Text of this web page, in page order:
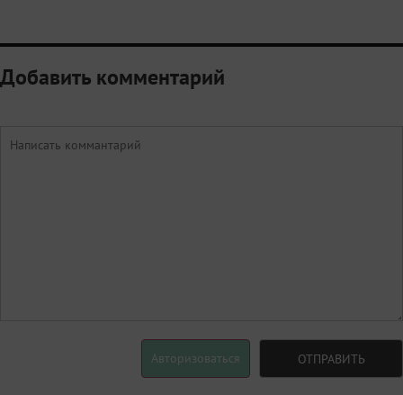
Добавить комментарий
Авторизоваться ОТПРАВИТЬ